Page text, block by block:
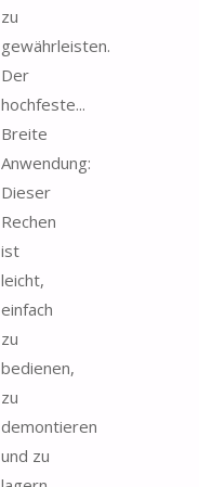
zu
gewährleisten.
Der
hochfeste...
Breite
Anwendung:
Dieser
Rechen
ist
leicht,
einfach
zu
bedienen,
zu
demontieren
und zu